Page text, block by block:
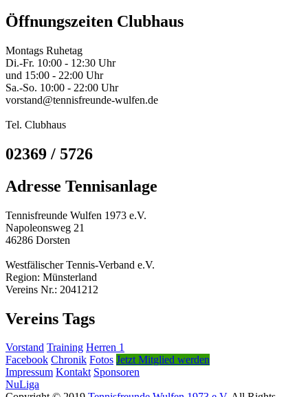
Öffnungszeiten Clubhaus
Montags Ruhetag
Di.-Fr. 10:00 - 12:30 Uhr
und 15:00 - 22:00 Uhr
Sa.-So. 10:00 - 22:00 Uhr
vorstand@tennisfreunde-wulfen.de
Tel. Clubhaus
02369 / 5726
Adresse Tennisanlage
Tennisfreunde Wulfen 1973 e.V.
Napoleonsweg 21
46286 Dorsten
Westfälischer Tennis-Verband e.V.
Region: Münsterland
Vereins Nr.: 2041212
Vereins Tags
Vorstand Training Herren 1
Facebook Chronik Fotos Jetzt Mitglied werden
Impressum Kontakt Sponsoren
NuLiga